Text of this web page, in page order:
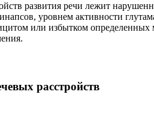
развития речи лежит
уровнем активности
или избытком
расстройств